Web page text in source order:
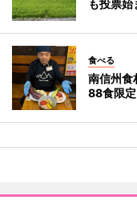
も投票始
食べる
南信州
88食限定